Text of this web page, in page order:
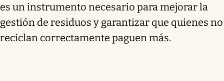
es un instrumento necesario para mejorar la
gestión de residuos y garantizar que quienes no
reciclan correctamente paguen más.